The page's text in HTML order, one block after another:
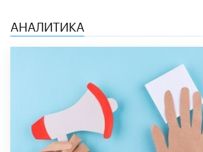
АНАЛИТИКА